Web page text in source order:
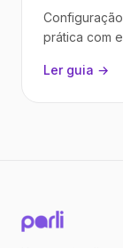
prática com
Ler guia →